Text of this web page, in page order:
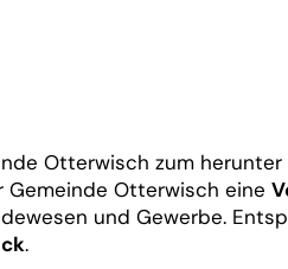
Otterwisch zum herunter
Gemeinde Otterwisch eine
und Gewerbe.
.